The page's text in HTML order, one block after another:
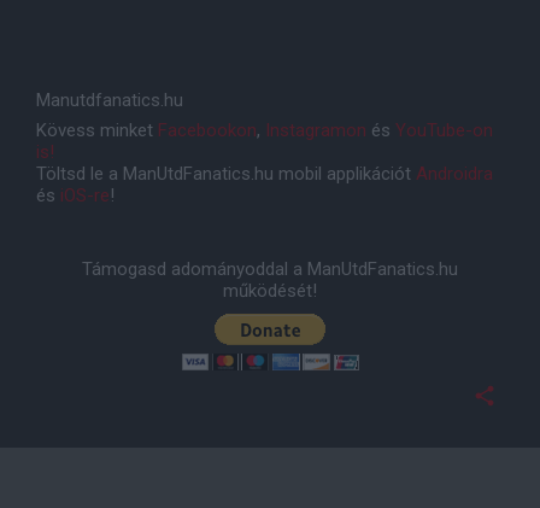
Manutdfanatics.hu
Kövess minket Facebookon, Instagramon és YouTube-on
is!
Töltsd le a ManUtdFanatics.hu mobil applikációt Androidra
és iOS-re!
Támogasd adományoddal a ManUtdFanatics.hu
működését!